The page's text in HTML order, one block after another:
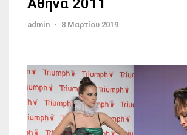
Αθήνα 2011
admin - 8 Μαρτίου 2019